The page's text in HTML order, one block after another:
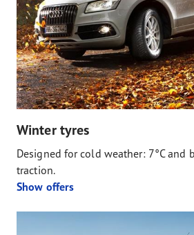
Winter tyres
Designed for cold weather: 7°C and
traction.
Show offers